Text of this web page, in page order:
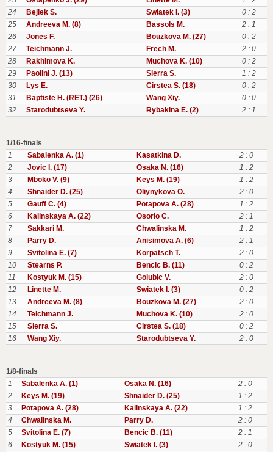
24
Bejlek S. Swiatek I. (3)
0 : 2
25
Andreeva M. (8) Bassols M.
2 : 1
26
Jones F. Bouzkova M. (27)
0 : 2
27
Teichmann J. Frech M.
2 : 0
28
Rakhimova K. Muchova K. (10)
0 : 2
29
Paolini J. (13) Sierra S.
1 : 2
30
Lys E. Cirstea S. (18)
0 : 2
31
Baptiste H. (RET.) (26) Wang Xiy.
0 : 0
32
Starodubtseva Y. Rybakina E. (2) 2 : 1
1/16-finals
1
Sabalenka A. (1) Kasatkina D.
2 : 0
2
Jovic I. (17) Osaka N. (16)
1 : 2
3
Mboko V. (9) Keys M. (19)
1 : 2
4
Shnaider D. (25) Oliynykova O.
2 : 0
5
Gauff C. (4) Potapova A. (28)
1 : 2
6
Kalinskaya A. (22) Osorio C.
2 : 1
7
Sakkari M. Chwalinska M.
1 : 2
8
Parry D. Anisimova A. (6)
2 : 1
9
Svitolina E. (7) Korpatsch T.
2 : 0
10
Stearns P. Bencic B. (11)
0 : 2
11
Kostyuk M. (15) Golubic V.
2 : 0
12
Linette M. Swiatek I. (3)
0 : 2
13
Andreeva M. (8) Bouzkova M. (27)
2 : 0
14
Teichmann J. Muchova K. (10)
2 : 0
15
Sierra S. Cirstea S. (18)
0 : 2
16
Wang Xiy. Starodubtseva Y. 2 : 0
1/8-finals
1
Sabalenka A. (1) Osaka N. (16)
2 : 0
2
Keys M. (19) Shnaider D. (25)
1 : 2
3
Potapova A. (28) Kalinskaya A. (22)
1 : 2
4
Chwalinska M. Parry D.
2 : 0
5
Svitolina E. (7) Bencic B. (11)
2 : 1
6
Kostyuk M. (15) Swiatek I. (3)
2 : 0